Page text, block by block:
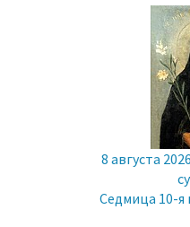
8 августа
Седмица 10-я